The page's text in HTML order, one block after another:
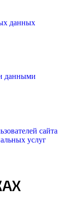
данных
данными
сайта
услуг